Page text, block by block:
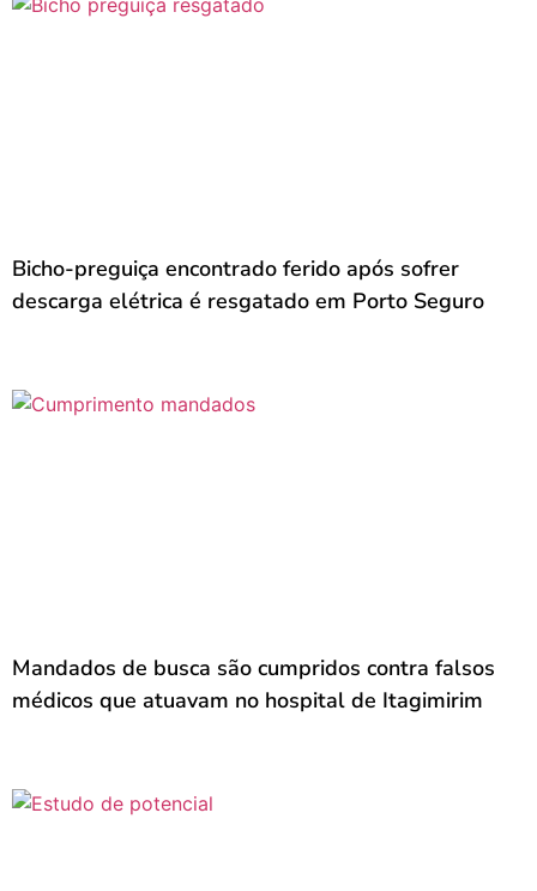
Bicho-preguiça encontrado ferido após sofrer
descarga elétrica é resgatado em Porto Seguro
Mandados de busca são cumpridos contra falsos
médicos que atuavam no hospital de Itagimirim